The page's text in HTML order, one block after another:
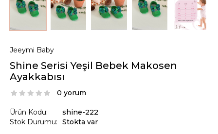
Jeeymi Baby
Shine Serisi Yeşil Bebek Makosen
Ayakkabısı
0 yorum
Ürün Kodu:
Stok Durumu:
shine-222
Stokta var